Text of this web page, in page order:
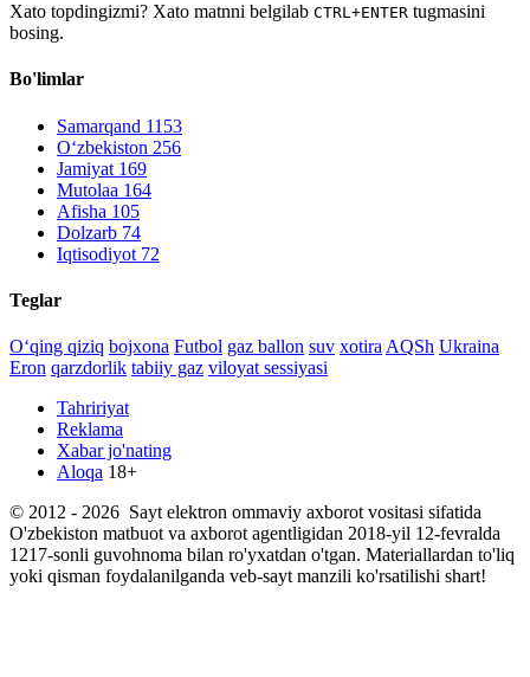
Xato topdingizmi? Xato matnni belgilab CTRL+ENTER tugmasini
bosing.
Bo'limlar
Samarqand 1153
O‘zbekiston 256
Jamiyat 169
Mutolaa 164
Afisha 105
Dolzarb 74
Iqtisodiyot 72
Teglar
O‘qing qiziq bojxona Futbol gaz ballon suv xotira AQSh Ukraina
Eron qarzdorlik tabiiy gaz viloyat sessiyasi
Tahririyat
Reklama
Xabar jo'nating
Aloqa 18+
© 2012 - 2026 Sayt elektron ommaviy axborot vositasi sifatida
O'zbekiston matbuot va axborot agentligidan 2018-yil 12-fevralda
1217-sonli guvohnoma bilan ro'yxatdan o'tgan. Materiallardan to'liq
yoki qisman foydalanilganda veb-sayt manzili ko'rsatilishi shart!